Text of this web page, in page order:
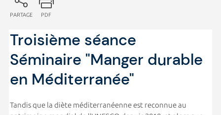
PARTAGE PDF
Troisième séance
Séminaire "Manger durable
en Méditerranée"
Tandis que la diète méditerranéenne est reconnue au